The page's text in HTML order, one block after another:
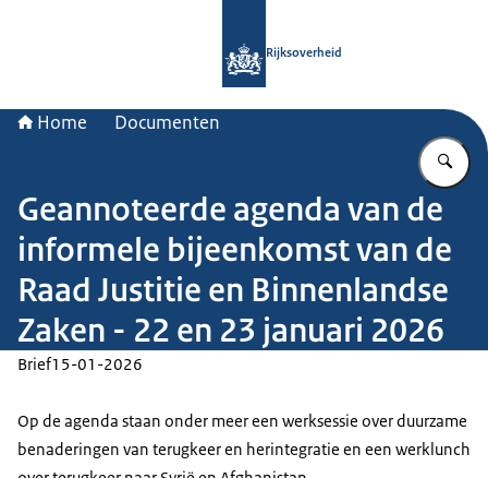
Rijksoverheid
Home Documenten
Geannoteerde agenda van de
informele bijeenkomst van de
Raad Justitie en Binnenlandse
Zaken - 22 en 23 januari 2026
Brief15-01-2026
Op de agenda staan onder meer een werksessie over duurzame
benaderingen van terugkeer en herintegratie en een werklunch